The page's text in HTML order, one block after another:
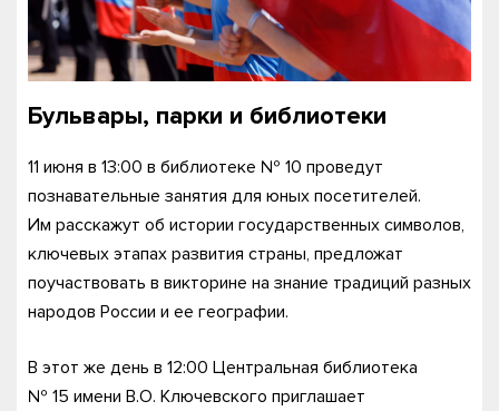
Бульвары, парки и библиотеки
11 июня в 13:00 в библиотеке № 10 проведут
познавательные занятия для юных посетителей.
Им расскажут об истории государственных символов,
ключевых этапах развития страны, предложат
поучаствовать в викторине на знание традиций разных
народов России и ее географии.
В этот же день в 12:00 Центральная библиотека
№ 15 имени В.О. Ключевского приглашает